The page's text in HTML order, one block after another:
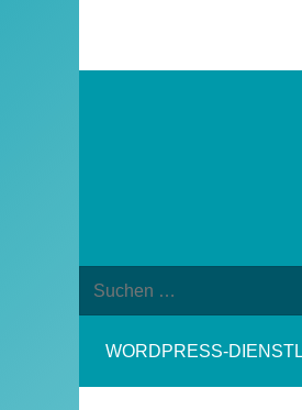
Suchen
WORDPRESS-